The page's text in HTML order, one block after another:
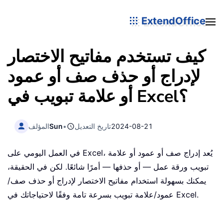
ExtendOffice
كيف تستخدم مفاتيح الاختصار
لإدراج أو حذف صف أو عمود
أو علامة تبويب في Excel؟
المؤلفSun• تاريخ التعديل2024-08-21
في العمل اليومي على Excel، يُعد إدراج صف أو عمود أو علامة
تبويب ورقة عمل — أو حذفها — أمرًا شائعًا. لكن في الحقيقة،
يمكنك بسهولة استخدام مفاتيح الاختصار لإدراج أو حذف صف/
عمود/علامة تبويب بسرعة تامة وفقًا لاحتياجاتك في Excel.